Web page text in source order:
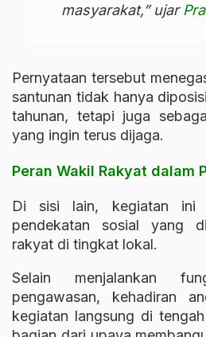
masyarakat,” ujar
Pernyataan tersebut
santunan tidak hanya
tahunan, tetapi juga
yang ingin terus dijaga.
Peran Wakil Rakyat dalam
Di sisi lain, kegiatan ini
pendekatan sosial yang
rakyat di tingkat lokal.
Selain menjalankan
pengawasan, kehadiran
kegiatan langsung di